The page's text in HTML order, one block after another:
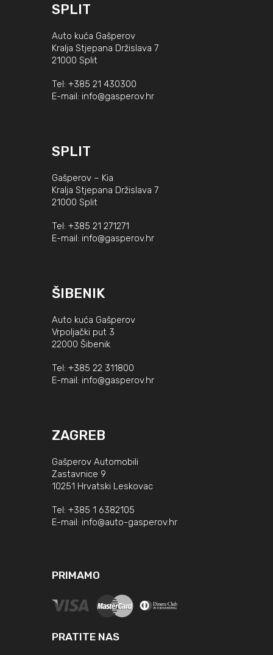
SPLIT
Auto kuća Gašperov
Kralja Stjepana Držislava 7
21000 Split
Tel: +385 21 430300
E-mail: info@gasperov.hr
SPLIT
Gašperov – Kia
Kralja Stjepana Držislava 7
21000 Split
Tel: +385 21 271271
E-mail: info@gasperov.hr
ŠIBENIK
Auto kuća Gašperov
Vrpoljački put 3
22000 Šibenik
Tel: +385 22 311800
E-mail: info@gasperov.hr
ZAGREB
Gašperov Automobili
Zastavnice 9
10251 Hrvatski Leskovac
Tel: +385 1 6382105
E-mail: info@auto-gasperov.hr
PRIMAMO
PRATITE NAS